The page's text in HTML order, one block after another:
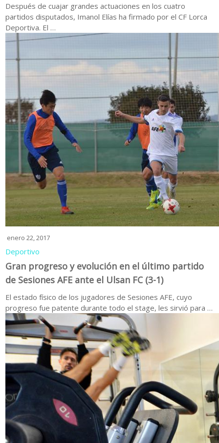
Después de cuajar grandes actuaciones en los cuatro
partidos disputados, Imanol Elías ha firmado por el CF Lorca
Deportiva. El …
enero 22, 2017
Deportivo
Gran progreso y evolución en el último partido
de Sesiones AFE ante el Ulsan FC (3-1)
El estado físico de los jugadores de Sesiones AFE, cuyo
progreso fue patente durante todo el stage, les sirvió para …